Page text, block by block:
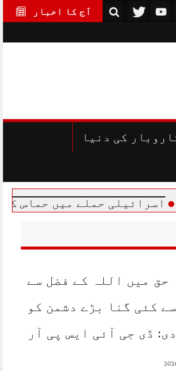
آج کا اخبار
کی دنیا
حملے میں حماس کے مرکزی
حق میں اللہ کے فضل سے
کئی گنا بڑے دشمن کو
ڈی جی آئی ایس پی آر